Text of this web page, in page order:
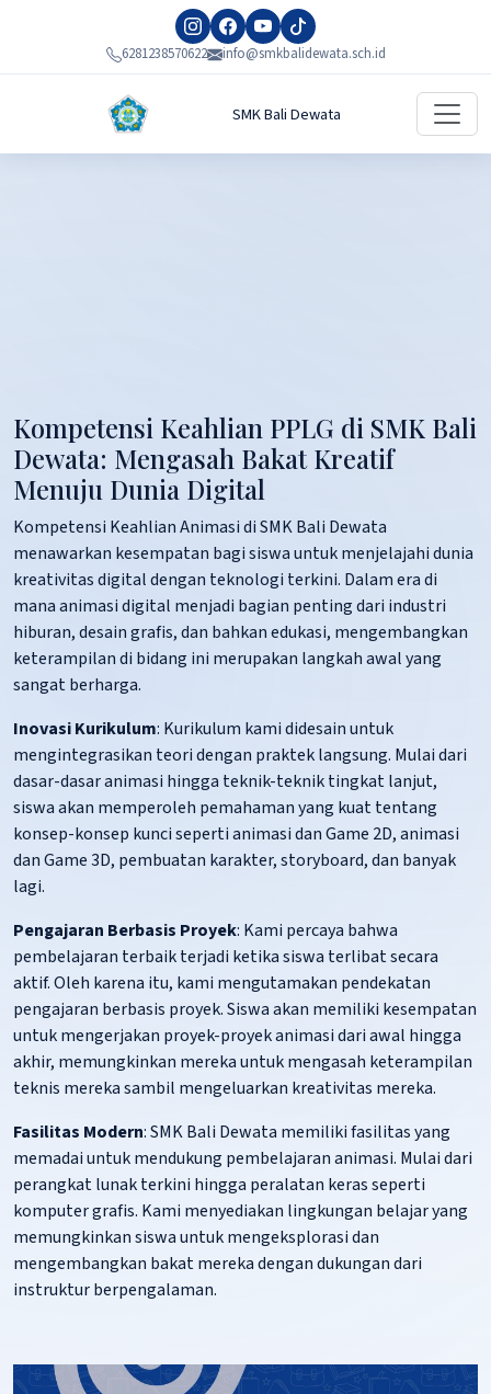
6281238570622 info@smkbalidewata.sch.id
SMK Bali Dewata
Kompetensi Keahlian PPLG di SMK Bali
Dewata: Mengasah Bakat Kreatif
Menuju Dunia Digital
Kompetensi Keahlian Animasi di SMK Bali Dewata
menawarkan kesempatan bagi siswa untuk menjelajahi dunia
kreativitas digital dengan teknologi terkini. Dalam era di
mana animasi digital menjadi bagian penting dari industri
hiburan, desain grafis, dan bahkan edukasi, mengembangkan
keterampilan di bidang ini merupakan langkah awal yang
sangat berharga.
Inovasi Kurikulum: Kurikulum kami didesain untuk
mengintegrasikan teori dengan praktek langsung. Mulai dari
dasar-dasar animasi hingga teknik-teknik tingkat lanjut,
siswa akan memperoleh pemahaman yang kuat tentang
konsep-konsep kunci seperti animasi dan Game 2D, animasi
dan Game 3D, pembuatan karakter, storyboard, dan banyak
lagi.
Pengajaran Berbasis Proyek: Kami percaya bahwa
pembelajaran terbaik terjadi ketika siswa terlibat secara
aktif. Oleh karena itu, kami mengutamakan pendekatan
pengajaran berbasis proyek. Siswa akan memiliki kesempatan
untuk mengerjakan proyek-proyek animasi dari awal hingga
akhir, memungkinkan mereka untuk mengasah keterampilan
teknis mereka sambil mengeluarkan kreativitas mereka.
Fasilitas Modern: SMK Bali Dewata memiliki fasilitas yang
memadai untuk mendukung pembelajaran animasi. Mulai dari
perangkat lunak terkini hingga peralatan keras seperti
komputer grafis. Kami menyediakan lingkungan belajar yang
memungkinkan siswa untuk mengeksplorasi dan
mengembangkan bakat mereka dengan dukungan dari
instruktur berpengalaman.